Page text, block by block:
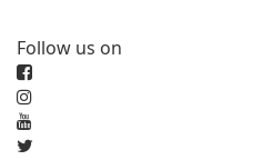
Follow us on